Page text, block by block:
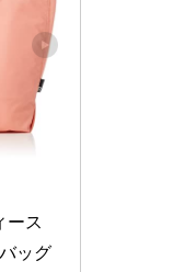
ース
ッグ